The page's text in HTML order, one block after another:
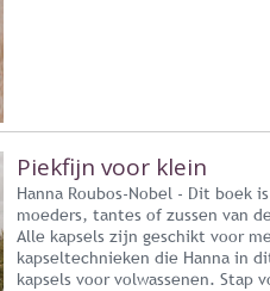
Piekfijn voor klein
Hanna Roubos-Nobel - Dit boek
moeders, tantes of zussen van
Alle kapsels zijn geschikt voor
kapseltechnieken die Hanna in
kapsels voor volwassenen. Stap